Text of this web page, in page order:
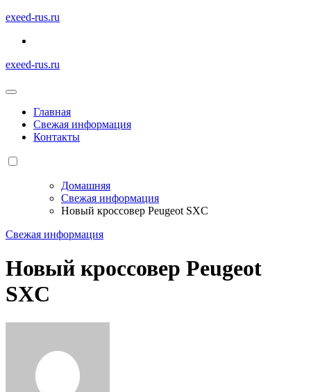
Перейти
содержимому
exeed-rus.ru
exeed-rus.ru
Главная
Свежая информация
Контакты
Домашняя
Свежая информация
Новый кроссовер Peugeot SXC
Свежая информация
Новый кроссовер Peugeot
SXC